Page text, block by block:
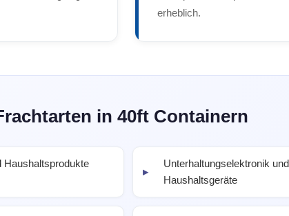
erheblich.
in 40ft Containern
Haushaltsprodukte
Unterhaltungselektronik und
Haushaltsgeräte